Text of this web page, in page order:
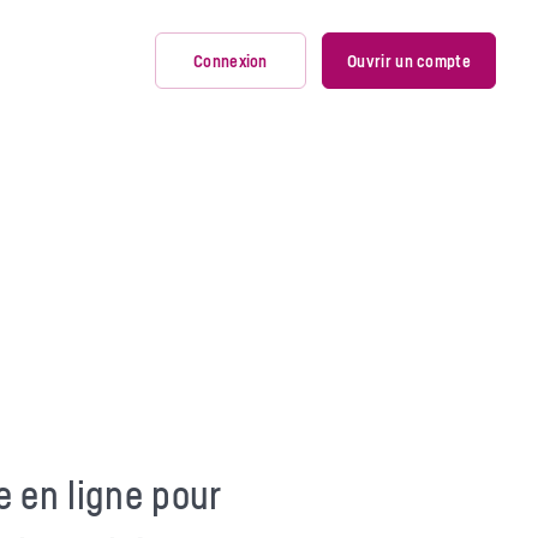
Connexion Ouvrir un compte
en ligne pour